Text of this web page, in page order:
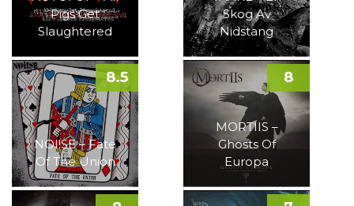
Pigs Get
Slaughtered
Skog Av
Nidstang
NOI!SE – Fate
Of The Union
8.5
MORTIIS –
Ghosts Of
Europa
8